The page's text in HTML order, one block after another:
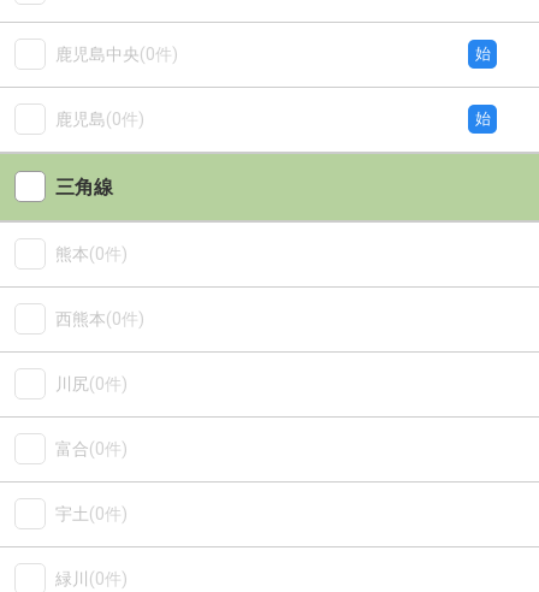
鹿児島中央(0件) 始
鹿児島(0件) 始
三角線
熊本(0件)
西熊本(0件)
川尻(0件)
富合(0件)
宇土(0件)
緑川 (0件)